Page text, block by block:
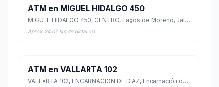
ATM en MIGUEL HIDALGO 450
MIGUEL HIDALGO 450, CENTRO, Lagos de Moreno, Jalisco
Aprox. 24.07 km de distancia
ATM en VALLARTA 102
VALLARTA 102, ENCARNACION DE DIAZ, Encarnación de Díaz, Jalisco